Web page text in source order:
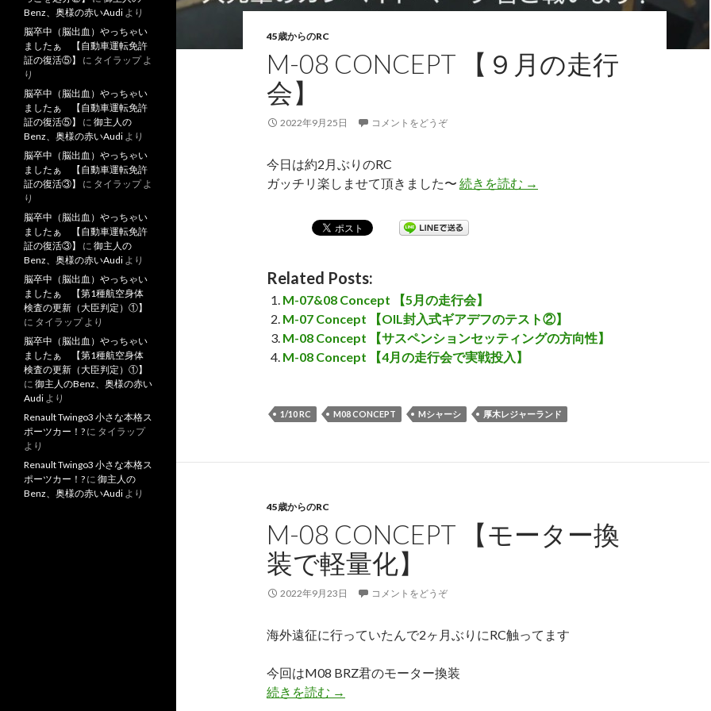
45歳からのRC
M-08 CONCEPT 【９月の走行
会】
2022年9月25日 コメントをどうぞ
今日は約2月ぶりのRC
ガッチリ楽しませて頂きました〜 続きを読む M-08 CONCEPT 【９月の走行
→
Related Posts:
M-07&08 Concept 【5月の走行会】
M-07 Concept 【OIL封入式ギアデフのテスト②】
M-08 Concept 【サスペンションセッティングの方向性】
M-08 Concept 【4月の走行会で実戦投入】
1/10 RC M08 CONCEPT Mシャーシ 厚木レジャーランド
45歳からのRC
M-08 CONCEPT 【モーター換
装で軽量化】
2022年9月23日 コメントをどうぞ
海外遠征に行っていたんで2ヶ月ぶりにRC触ってます
今回はM08 BRZ君のモーター換装
続きを読む M-08 CONCEPT 【モーター換装で軽量化】
→
Benz、奥様の赤いAudi より
脳卒中（脳出血）やっちゃい
ましたぁ 【自動車運転免許
証の復活⑤】
に タイラップよ
り
脳卒中（脳出血）やっちゃい
ましたぁ 【自動車運転免許
証の復活⑤】
に 御主人の
Benz、奥様の赤いAudi より
脳卒中（脳出血）やっちゃい
ましたぁ 【自動車運転免許
証の復活③】
に タイラップよ
り
脳卒中（脳出血）やっちゃい
ましたぁ 【自動車運転免許
証の復活③】
に 御主人の
Benz、奥様の赤いAudi より
脳卒中（脳出血）やっちゃい
ましたぁ 【第1種航空身体
検査の更新（大臣判定）①】
に タイラップより
脳卒中（脳出血）やっちゃい
ましたぁ 【第1種航空身体
検査の更新（大臣判定）①】
に 御主人のBenz、奥様の赤い
Audi より
Renault Twingo3 小さな本格ス
ポーツカー！? に タイラップ
より
Renault Twingo3 小さな本格ス
ポーツカー！? に 御主人の
Benz、奥様の赤いAudi より